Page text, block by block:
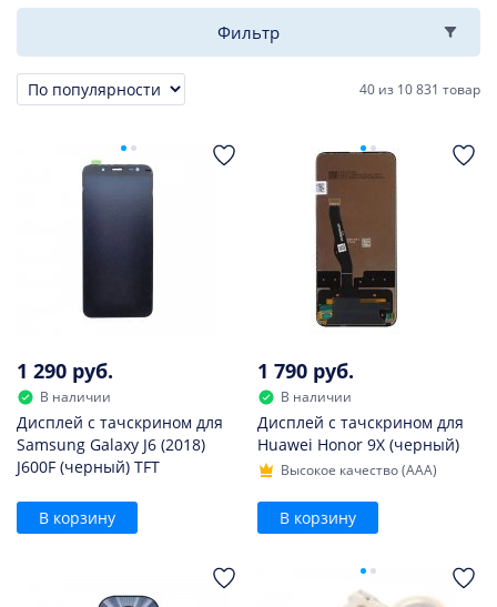
Фильтр
Сортировка 40 из 10 831 товар
1 290 руб.
В наличии
Дисплей с тачскрином для
Samsung Galaxy J6 (2018)
J600F (черный) TFT
В корзину
1 790 руб.
В наличии
Дисплей с тачскрином для
Huawei Honor 9X (черный)
Высокое качество (AAA)
В корзину